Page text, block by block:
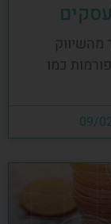
כמו